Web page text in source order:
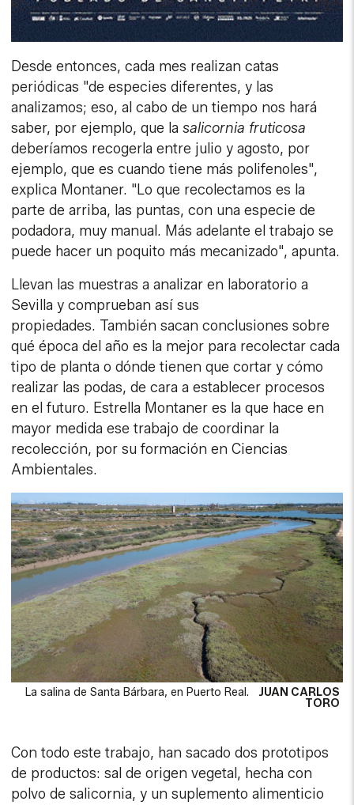
Desde entonces, cada mes realizan catas
periódicas "de especies diferentes, y las
analizamos; eso, al cabo de un tiempo nos hará
saber, por ejemplo, que lasalicornia fruticosa
deberíamos recogerla entre julio y agosto, por
ejemplo, que es cuando tiene más polifenoles",
explica Montaner. "Lo que recolectamos es la
parte de arriba, las puntas, con una especie de
podadora, muy manual. Más adelante el trabajo se
puede hacer un poquito más mecanizado", apunta.
Llevan las muestras a analizar en laboratorio a
Sevilla y comprueban así sus
propiedades. También sacan conclusiones sobre
qué época del año es la mejor para recolectar cada
tipo de planta o dónde tienen que cortar y cómo
realizar las podas, de cara a establecer procesos
en el futuro. Estrella Montaner es la que hace en
mayor medida ese trabajo de coordinar la
recolección, por su formación en Ciencias
Ambientales.
La salina de Santa Bárbara, en Puerto Real.
JUAN CARLOS
TORO
Con todo este trabajo, han sacado dos prototipos
de productos: sal de origen vegetal, hecha con
polvo de salicornia, y un suplemento alimenticio